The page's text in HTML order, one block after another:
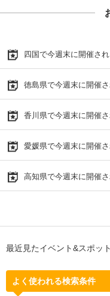
四国で今週末に開催さ
徳島県で今週末に開催
香川県で今週末に開催
愛媛県で今週末に開催
高知県で今週末に開催
最近見たイベント&スポッ
よく使われる検索条件